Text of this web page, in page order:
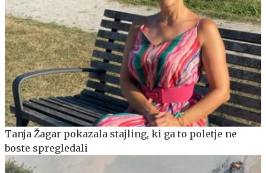
Tanja Žagar pokazala stajling, ki ga to poletje ne
boste spregledali